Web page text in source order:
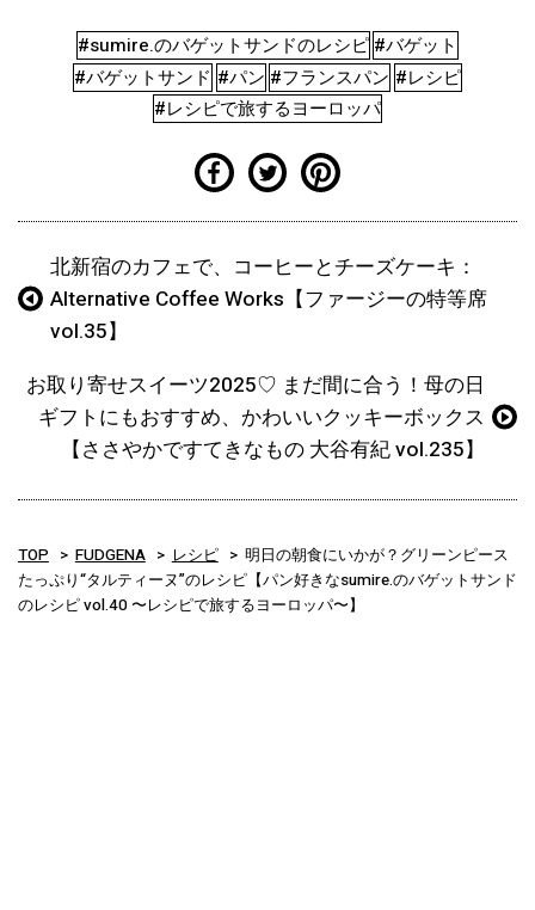
#sumire.のバゲットサンドのレシピ #バゲット
#バゲットサンド #パン #フランスパン #レシピ
#レシピで旅するヨーロッパ
北新宿のカフェで、コーヒーとチーズケーキ：
Alternative Coffee Works【ファージーの特等席
vol.35】
お取り寄せスイーツ2025♡ まだ間に合う！母の日
ギフトにもおすすめ、かわいいクッキーボックス
【ささやかですてきなもの 大谷有紀 vol.235】
TOP FUDGENA レシピ
明日の朝食にいかが？グリーンピース
たっぷり“タルティーヌ”のレシピ【パン好きなsumire.のバゲットサンド
のレシピ vol.40 〜レシピで旅するヨーロッパ〜】